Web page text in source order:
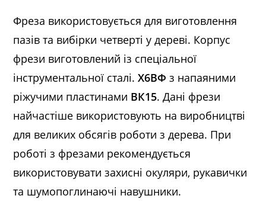
Фреза використовується для виготовлення
пазів та вибірки четверті у дереві. Корпус
фрези виготовлений із спеціальної
інструментальної сталі.Х6ВФ з напаяними
ріжучими пластинами ВК15. Дані фрези
найчастіше використовують на виробництві
для великих обсягів роботи з дерева. При
роботі з фрезами рекомендується
використовувати захисні окуляри, рукавички
та шумопоглинаючі навушники.